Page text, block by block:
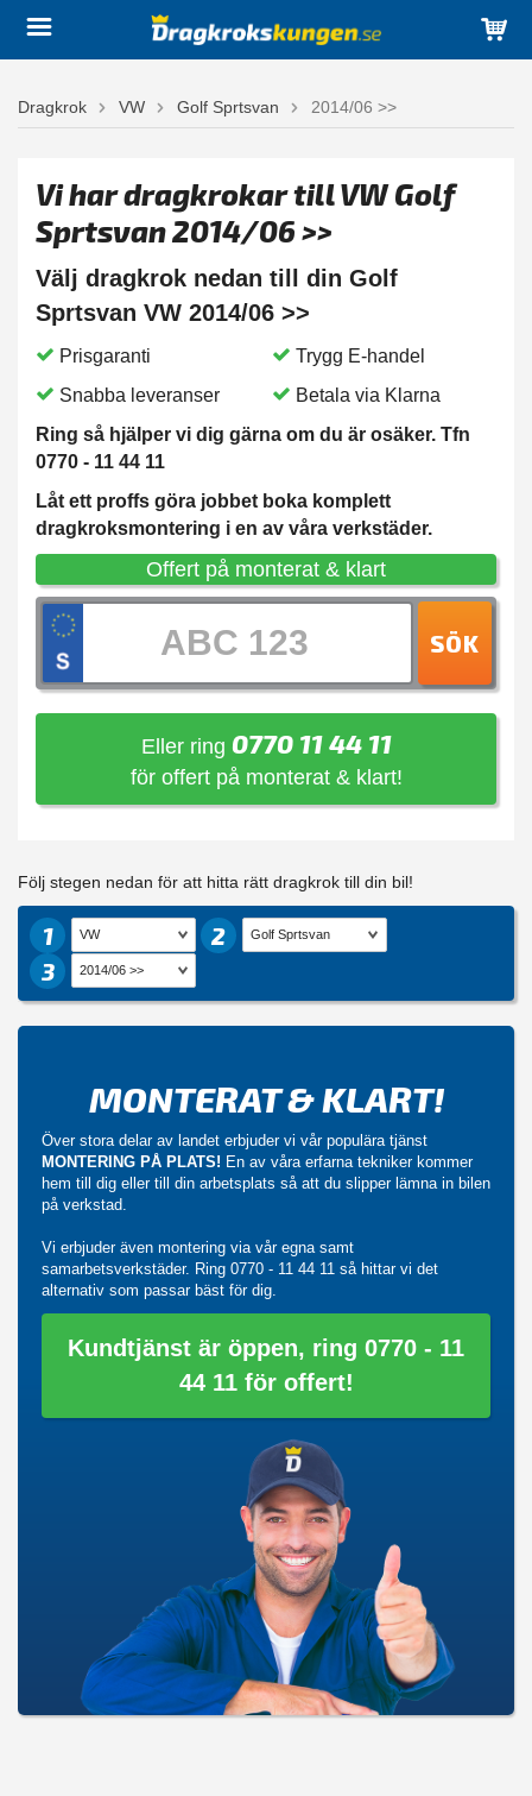
Dragkrok VW Golf Sprtsvan 2014/06 >>
Vi har dragkrokar till VW Golf
Sprtsvan 2014/06 >>
Välj dragkrok nedan till din Golf
Sprtsvan VW 2014/06 >>
Prisgaranti
Trygg E-handel
Snabba leveranser
Betala via Klarna
Ring så hjälper vi dig gärna om du är osäker. Tfn
0770 - 11 44 11
Låt ett proffs göra jobbet boka komplett
dragkroksmontering i en av våra verkstäder.
Offert på monterat & klart
SÖK
Eller ring 0770 11 44 11
för offert på monterat & klart!
Följ stegen nedan för att hitta rätt dragkrok till din bil!
1
2
3
MONTERAT & KLART!
Över stora delar av landet erbjuder vi vår populära tjänst
MONTERING PÅ PLATS! En av våra erfarna tekniker kommer
hem till dig eller till din arbetsplats så att du slipper lämna in bilen
på verkstad.
Vi erbjuder även montering via vår egna samt
samarbetsverkstäder. Ring 0770 - 11 44 11 så hittar vi det
alternativ som passar bäst för dig.
Kundtjänst är öppen, ring 0770 - 11
44 11 för offert!